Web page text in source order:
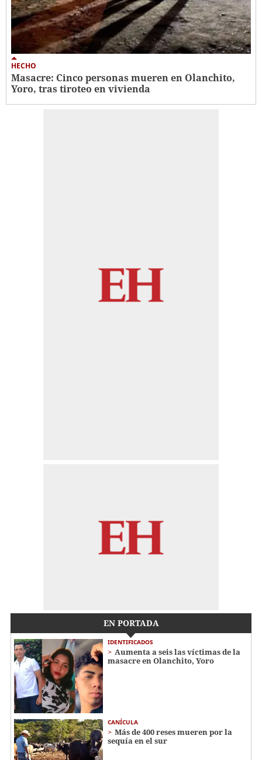
HECHO
Masacre: Cinco personas mueren en Olanchito,
Yoro, tras tiroteo en vivienda
EN PORTADA
IDENTIFICADOS
Aumenta a seis las víctimas de la
masacre en Olanchito, Yoro
CANÍCULA
Más de 400 reses mueren por la
sequía en el sur